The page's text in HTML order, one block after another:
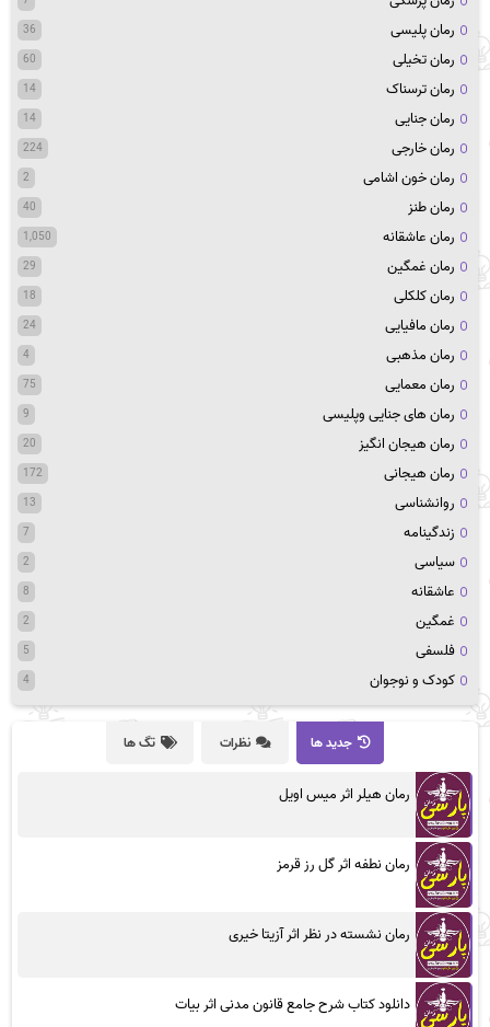
رمان پلیسی 36
رمان تخیلی 60
رمان ترسناک 14
رمان جنایی 14
رمان خارجی 224
رمان خون اشامی 2
رمان طنز 40
رمان عاشقانه 1,050
رمان غمگین 29
رمان کلکلی 18
رمان مافیایی 24
رمان مذهبی 4
رمان معمایی 75
رمان های جنایی وپلیسی 9
رمان هیجان انگیز 20
رمان هیجانی 172
روانشناسی 13
زندگینامه 7
سیاسی 2
عاشقانه 8
غمگین 2
فلسفی 5
کودک و نوجوان 4
جدید ها نظرات تگ ها
رمان هیلر اثر میس اویل
رمان نطفه اثر گل رز قرمز
رمان نشسته در نظر اثر آزیتا خیری
دانلود کتاب شرح جامع قانون مدنی اثر بیات